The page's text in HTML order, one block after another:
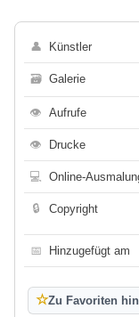
👤 Künstler
🗃 Galerie
👁 Aufrufe
👁 Drucke
💻 Online-
🔒 Copyright
📅 Hinzugefügt am
☆Zu Favoriten